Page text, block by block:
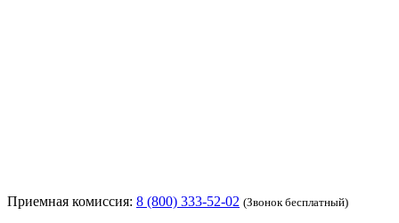
Приемная комиссия: 8 (800) 333-52-02 (Звонок бесплатный)